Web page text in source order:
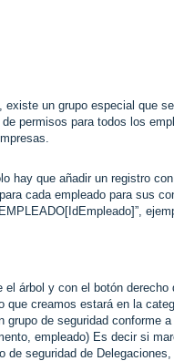
un grupo especial que
permisos para todos los
hay que añadir un registro
cada empleado para sus
árbol y con el botón
que creamos estará en la
grupo de seguridad conforme
empleado) Es decir si
de seguridad de